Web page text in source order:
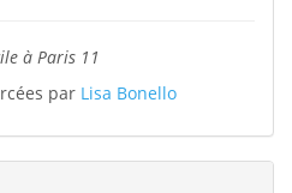
à Paris 11
par Lisa Bonello